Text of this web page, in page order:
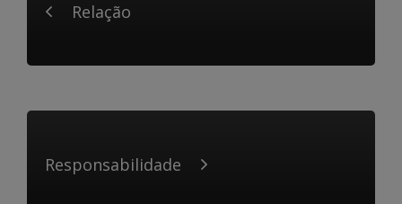
Relação
Responsabilidade